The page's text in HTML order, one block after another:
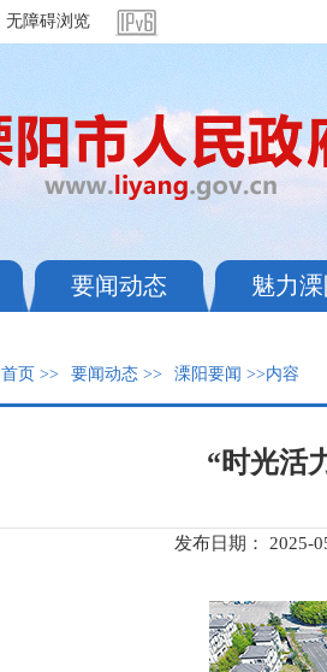
无障碍浏览
要闻动态 魅力
首页 >> 要闻动态 >> 溧阳要闻 >>内容
“时光活
发布日期： 2025-